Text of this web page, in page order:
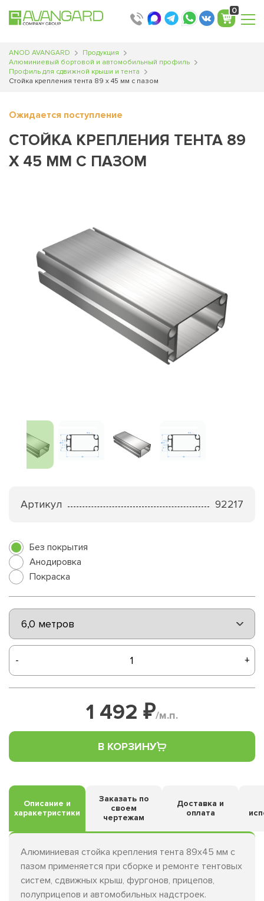
0
ANOD AVANGARD
Продукция
Алюминиевый бортовой и автомобильный профиль
Профиль для сдвижной крыши и тента
Стойка крепления тента 89 х 45 мм с пазом
Ожидается поступление
СТОЙКА КРЕПЛЕНИЯ ТЕНТА 89
Х 45 ММ С ПАЗОМ
Артикул 92217
Без покрытия
Анодировка
Покраска
- +
1 492 ₽/м.п.
В КОРЗИНУ
Описание и
харакетристики
Заказать по
своем
чертежам
Доставка и
оплата
Алюминиевая стойка крепления тента 89х45 мм с
пазом применяется при сборке и ремонте тентовых
систем, сдвижных крыш, фургонов, прицепов,
полуприцепов и автомобильных надстроек.